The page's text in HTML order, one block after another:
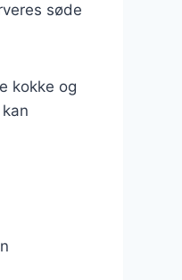
søde
kokke og